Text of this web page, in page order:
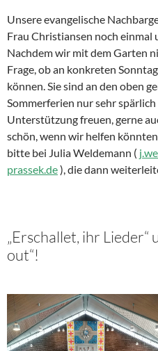
Unsere evangelische
Frau Christiansen noch einmal
Nachdem wir mit dem Garten
Frage, ob an konkreten
können. Sie sind an den oben
Sommerferien nur sehr
Unterstützung freuen, gerne
schön, wenn wir helfen
bitte bei Julia Weldemann (
prassek.de), die dann
„Erschallet, ihr Lieder“
out“!